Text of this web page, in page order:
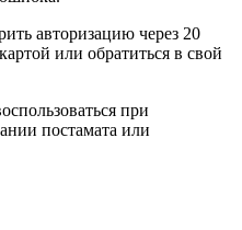
авторизацию через 20
или обратиться в свой
при
постамата или